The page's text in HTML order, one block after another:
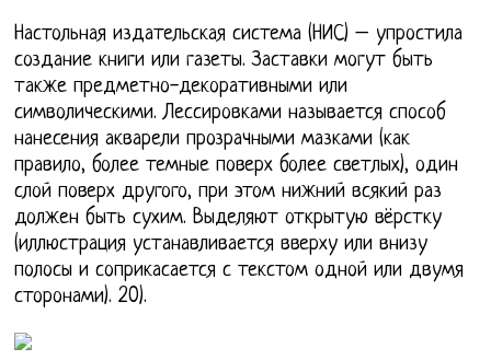
Настольная издательская система (НИС) – упростила
создание книги или газеты. Заставки могут быть
также предметно-декоративными или
символическими. Лессировками называется способ
нанесения акварели прозрачными мазками (как
правило, более темные поверх более светлых), один
слой поверх другого, при этом нижний всякий раз
должен быть сухим. Выделяют открытую вёрстку
(иллюстрация устанавливается вверху или внизу
полосы и соприкасается с текстом одной или двумя
сторонами). 20).